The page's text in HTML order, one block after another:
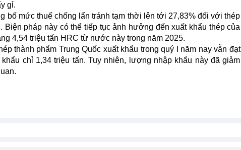
gỉ.
bố mức thuế chống lẩn tránh tạm thời lên tới 27,83% đối với thép
pháp này có thể tiếp tục ảnh hưởng đến xuất khẩu thép của
4,54 triệu tấn HRC từ nước này trong năm 2025.
thành phẩm Trung Quốc xuất khẩu trong quý I năm nay vẫn đạt
chỉ 1,34 triệu tấn. Tuy nhiên, lượng nhập khẩu này đã giảm